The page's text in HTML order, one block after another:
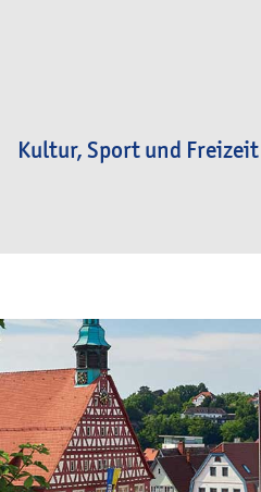
Kultur, Sport und Freizeit